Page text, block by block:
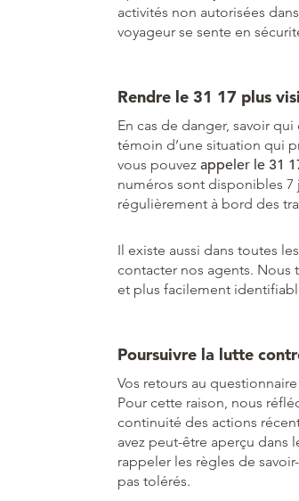
activités non autorisées
voyageur se sente en
Rendre le 31 17 plus
En cas de danger, savoir
témoin d’une situation qui
vous pouvez appeler le 31
numéros sont disponibles 7
régulièrement à bord des
Il existe aussi dans toutes
contacter nos agents. Nous
et plus facilement
Poursuivre la lutte
Vos retours au
Pour cette raison, nous
continuité des actions
avez peut-être aperçu dans
rappeler les règles de
pas tolérés.